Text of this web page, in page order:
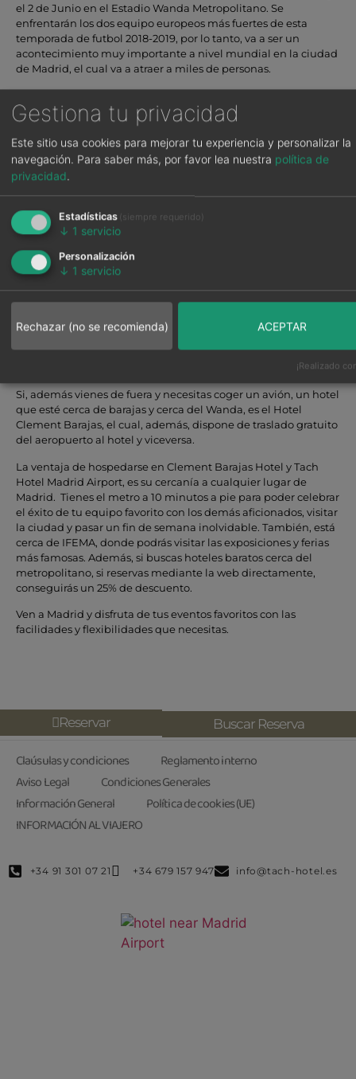
el 2 de Junio en el Estadio Wanda Metropolitano. Se
enfrentarán los dos equipo europeos más fuertes de esta
temporada de futbol 2018-2019, por lo tanto, va a ser un
acontecimiento muy importante a nivel mundial en la ciudad
de Madrid, el cual va a atraer a miles de personas.
Champions en Madrid, la mejor opción es estar cerca del
Estadio Metropolitano, para disfrutar por todo lo alto sin
necesidad de desplazarte mucho o coger el coche.
Hoteles cerca del estadio
metropolitano, sede final de la
Champions 2019
Si buscas un hotel cerca del Wanda, tienes a disposición dos
hoteles cerca del estadio Metropolitano:
HotelyTach Hotel Madrid Airport
. Estos hoteles se
este y, a 9 minutos del Metropolitano para que no te pierdas ni
Si, además vienes de fuera y necesitas coger un avión, un hotel
que esté cerca de barajas y cerca del Wanda, es el Hotel
Clement Barajas, el cual, además, dispone de traslado gratuito
del aeropuerto al hotel y viceversa.
La ventaja de hospedarse en Clement Barajas Hotel y Tach
Hotel Madrid Airport, es su cercanía a cualquier lugar de
Madrid. Tienes el metro a 10 minutos a pie para poder celebrar
el éxito de tu equipo favorito con los demás aficionados, visitar
la ciudad y pasar un fin de semana inolvidable. También, está
cerca de IFEMA, donde podrás visitar las exposiciones y ferias
más famosas. Además, si buscas hoteles baratos cerca del
metropolitano, si reservas mediante la web directamente,
conseguirás un 25% de descuento.
Ven a Madrid y disfruta de tus eventos favoritos con las
facilidades y flexibilidades que necesitas.
Reservar Buscar Reserva
Claúsulas y condiciones
Reglamento interno
Aviso Legal
Condiciones Generales
Información General
Política de cookies (UE)
INFORMACIÓN AL VIAJERO
+34 91 301 07 21 +34 679 157 947 info@tach-hotel.es
Gestiona tu privacidad
Este sitio usa cookies para mejorar tu experiencia y personalizar la
navegación. Para saber más, por favor lea nuestra política de
privacidad.
Estadísticas (siempre requerido)
↓ 1 servicio
Personalización
↓ 1 servicio
Rechazar (no se recomienda) ACEPTAR
¡Realizado